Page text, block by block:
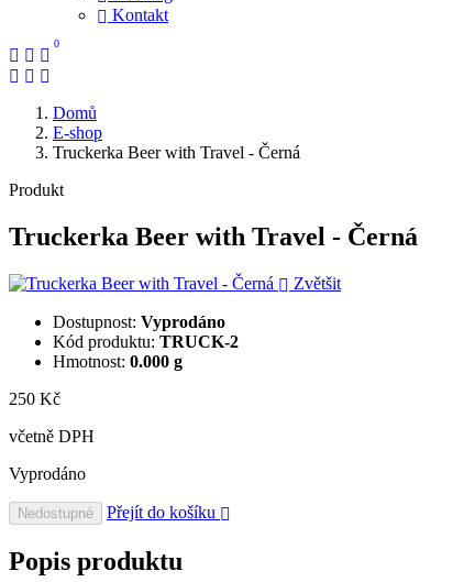
Kontakt
0
Domů
E-shop
Truckerka Beer with Travel - Černá
Produkt
Truckerka Beer with Travel - Černá
Zvětšit
Dostupnost: Vyprodáno
Kód produktu: TRUCK-2
Hmotnost: 0.000 g
250 Kč
včetně DPH
Vyprodáno
Nedostupné Přejít do košíku
Popis produktu